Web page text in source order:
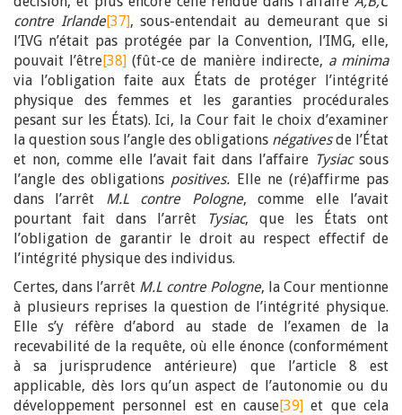
contre Irlande[37], sous-entendait au demeurant que si
l’IVG n’était pas protégée par la Convention, l’IMG, elle,
pouvait l’être[38] (fût-ce de manière indirecte, a minima
via l’obligation faite aux États de protéger l’intégrité
physique des femmes et les garanties procédurales
pesant sur les États). Ici, la Cour fait le choix d’examiner
la question sous l’angle des obligations négativesde l’État
et non, comme elle l’avait fait dans l’affaire Tysiacsous
l’angle des obligations positives. Elle ne (ré)affirme pas
dans l’arrêt M.L contre Pologne, comme elle l’avait
pourtant fait dans l’arrêt
Tysiac, que les États ont
l’obligation de garantir le droit au respect effectif de
l’intégrité physique des individus.
Certes, dans l’arrêt M.L contre Pologne, la Cour mentionne
à plusieurs reprises la question de l’intégrité physique.
Elle s’y réfère d’abord au stade de l’examen de la
recevabilité de la requête, où elle énonce (conformément
à sa jurisprudence antérieure) que l’article 8 est
applicable, dès lors qu’un aspect de l’autonomie ou du
développement personnel est en cause[39] et que cela